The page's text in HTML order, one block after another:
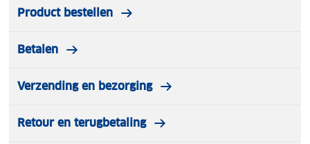
Product bestellen
Betalen
Verzending en bezorging
Retour en terugbetaling